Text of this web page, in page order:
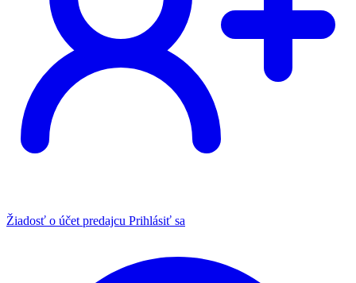
Žiadosť o účet predajcu Prihlásiť sa